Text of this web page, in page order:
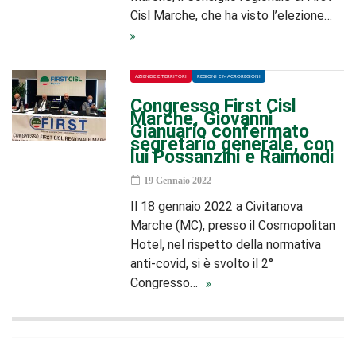
Cisl Marche, che ha visto l’elezione…
AZIENDE E TERRITORI REGIONI E MACROREGIONI
Congresso First Cisl
Marche, Giovanni
Gianuario confermato
segretario generale, con
lui Possanzini e Raimondi
19 Gennaio 2022
Il 18 gennaio 2022 a Civitanova
Marche (MC), presso il Cosmopolitan
Hotel, nel rispetto della normativa
anti-covid, si è svolto il 2°
Congresso…